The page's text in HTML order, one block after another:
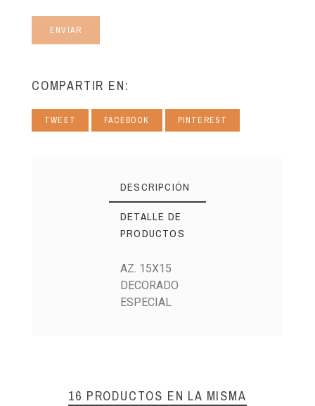
ENVIAR
COMPARTIR EN:
TWEET FACEBOOK PINTEREST
DESCRIPCIÓN
DETALLE DE
PRODUCTOS
AZ. 15X15
DECORADO
ESPECIAL
16 PRODUCTOS EN LA MISMA